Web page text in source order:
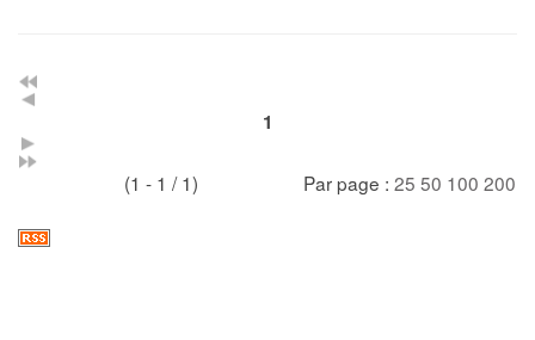
1
(1 - 1 / 1) Par page : 25 50 100 200